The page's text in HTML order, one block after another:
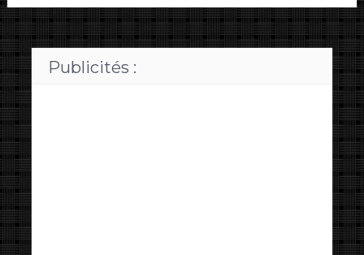
Publicités :